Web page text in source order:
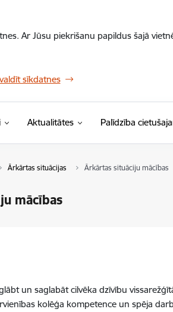
Ar Jūsu piekrišanu papildus šajā
sīkdatnes
Aktualitātes Palīdzība
Ārkārtas situācijas Ārkārtas situāciju mācības
mācības
un saglabāt cilvēka dzīvību
kolēģa kompetence un spēja